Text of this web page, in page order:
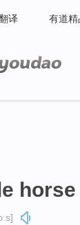
译 有道精
horse